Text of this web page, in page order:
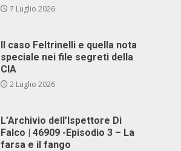
7 Luglio 2026
Il caso Feltrinelli e quella nota
speciale nei file segreti della
CIA
2 Luglio 2026
L’Archivio dell’Ispettore Di
Falco | 46909 -Episodio 3 – La
farsa e il fango